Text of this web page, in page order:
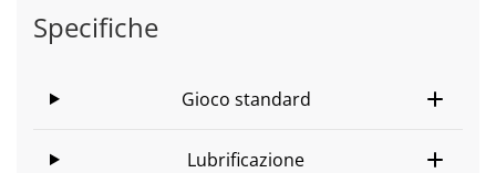
Specifiche
Gioco standard
Lubrificazione